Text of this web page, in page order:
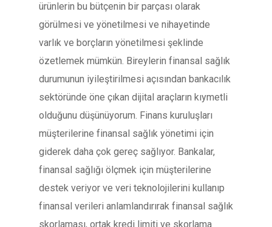
ürünlerin bu bütçenin bir parçası olarak
görülmesi ve yönetilmesi ve nihayetinde
varlık ve borçların yönetilmesi şeklinde
özetlemek mümkün. Bireylerin finansal sağlık
durumunun iyileştirilmesi açısından bankacılık
sektöründe öne çıkan dijital araçların kıymetli
olduğunu düşünüyorum. Finans kuruluşları
müşterilerine finansal sağlık yönetimi için
giderek daha çok gereç sağlıyor. Bankalar,
finansal sağlığı ölçmek için müşterilerine
destek veriyor ve veri teknolojilerini kullanıp
finansal verileri anlamlandırırak finansal sağlık
skorlaması, ortak kredi limiti ve skorlama